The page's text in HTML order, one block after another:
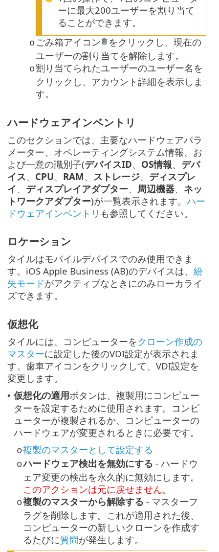
ーに最大200ユーザーを割り当て
ることができます。
oごみ箱アイコン
をクリックし、現在の
ユーザーの割り当てを解除します。
o割り当てられたユーザーのユーザー名を
クリックし、アカウント詳細を表示しま
す。
ハードウェアインベントリ
このセクションでは、主要なハードウェアパラ
メーター、オペレーティングシステム情報、お
よび一意の識別子(デバイスID、 OS情報、 デバ
イス、 CPU、 RAM、 ストレージ、 ディスプレ
イ、 ディスプレイアダプター、 周辺機器、 ネッ
トワークアダプター)が一覧表示されます。 ハー
ドウェアインベントリ も参照してください。
ロケーション
タイルはモバイルデバイスでのみ使用できま
す。iOS Apple Business (AB)のデバイスは、 紛
失モードがアクティブなときにのみローカライ
ズできます。
仮想化
タイルには、コンピューターをクローン作成の
マスターに設定した後のVDI設定が表示されま
す。歯車アイコンをクリックして、VDI設定を
変更します。
• 仮想化の適用ボタンは、複製用にコンピュー
ターを設定するために使用されます。コンピ
ューターが複製されるか、コンピューターの
ハードウェアが変更されるときに必要です。
o複製のマスターとして設定する
oハードウェア検出を無効にする - ハードウ
ェア変更の検出を永久的に無効にします。
このアクションは元に戻せません。
o複製のマスターから解除する - マスターフ
ラグを削除します。これが適用された後、
コンピューターの新しいクローンを作成す
るたびに質問が発生します。